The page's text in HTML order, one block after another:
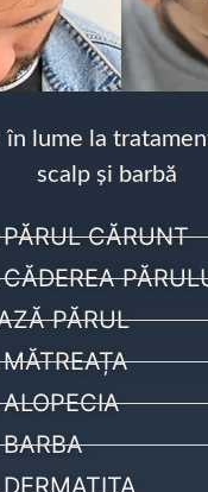
în lume la
scalp și barbă
CĂRUNT
PĂRUL